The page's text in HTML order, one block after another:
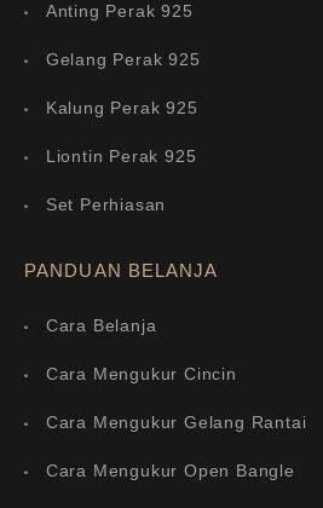
Anting Perak 925
Gelang Perak 925
Kalung Perak 925
Liontin Perak 925
Set Perhiasan
PANDUAN BELANJA
Cara Belanja
Cara Mengukur Cincin
Cara Mengukur Gelang Rantai
Cara Mengukur Open Bangle